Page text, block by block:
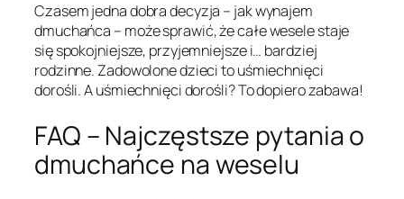
Czasem jedna dobra decyzja – jak wynajem
dmuchańca – może sprawić, że całe wesele staje
się spokojniejsze, przyjemniejsze i… bardziej
rodzinne. Zadowolone dzieci to uśmiechnięci
dorośli. A uśmiechnięci dorośli? To dopiero zabawa!
FAQ – Najczęstsze pytania o
dmuchańce na weselu